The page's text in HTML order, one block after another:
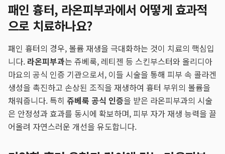
패인 흉터, 라온피부과에서 어떻게 효과적
으로 치료하나요?
패인 흉터의 경우, 볼륨 재생을 극대화하는 것이 치료의 핵심입
니다. 라온피부과는 쥬베룩, 레티젠 등 스킨부스터와 올리디아
마요의 공식 인증 기관으로서, 이들 시술을 통해 피부 속 콜라겐
생성을 촉진하고 손상된 조직을 재생하여 흉터 부위의 볼륨을
채워줍니다. 특히 쥬베룩 공식 인증을 받은 라온피부과의 시술
은 안정성과 효과를 동시에 확보하며, 피부 자가 재생 능력을 끌
어올려 자연스러운 개선을 유도합니다.